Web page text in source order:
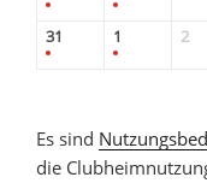
31 1 2
Es sind
die